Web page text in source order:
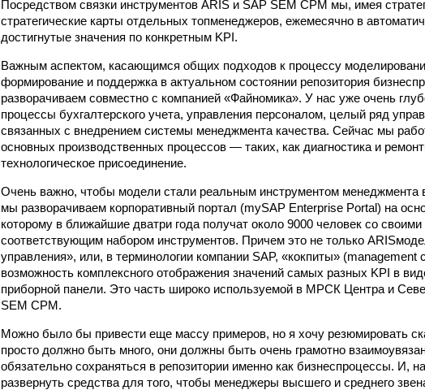
Посредством связки инструментов ARIS и SAP SEM CPM мы, имея
стратегические карты отдельных топ­менеджеров, ежемесячно в
достигнутые значения по конкретным KPI.
Важным аспектом, касающимся общих подходов к процессу
формирование и поддержка в актуальном состоянии репозитория
разворачиваем совместно с компанией «Файномика». У нас уже очень
процессы бухгалтерского учета, управления персоналом, целый ряд
связанных с внедрением системы менеджмента качества. Сейчас мы
основных производственных процессов — таких, как диагностика и
технологическое присоединение.
Очень важно, чтобы модели стали реальным инструментом менеджмента
мы разворачиваем корпоративный портал (mySAP Enterprise Portal) на
которому в ближайшие два­три года получат около 9000 человек со
соответствующим набором инструментов. Причем это не только
управления», или, в терминологии компании SAP, «кокпиты»
возможность комплексного отображения значений самых разных KPI в
приборной панели. Это часть широко используемой в МРСК Центра и
SEM CPM.
Можно было бы привести еще массу примеров, но я хочу резюмировать
просто должно быть много, они должны быть очень грамотно
обязательно сохраняться в репозитории именно как бизнес­процессы. И,
развернуть средства для того, чтобы менеджеры высшего и среднего